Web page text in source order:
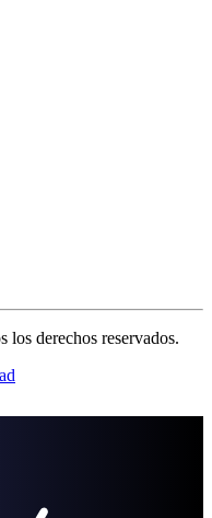
derechos reservados.